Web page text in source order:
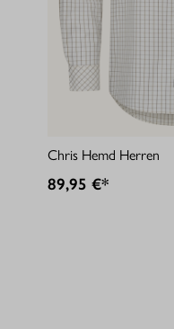
Chris Hemd Herren
89,95 €*